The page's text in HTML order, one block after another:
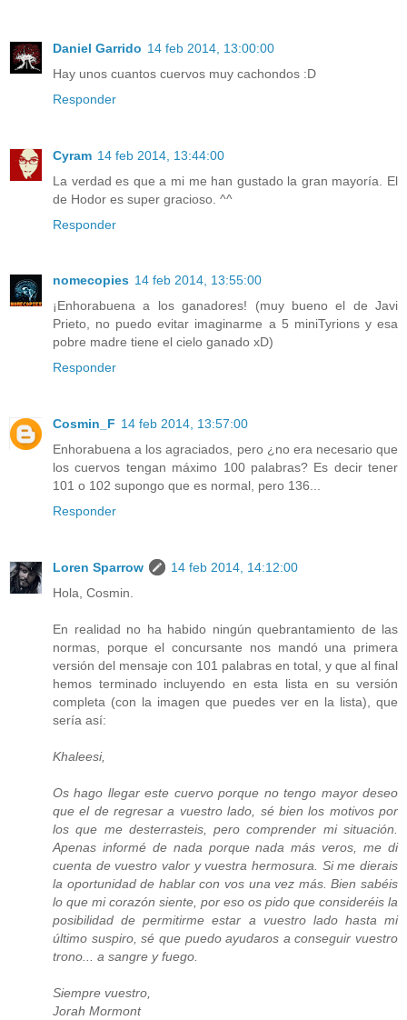
Daniel Garrido 14 feb 2014, 13:00:00
Hay unos cuantos cuervos muy cachondos :D
Responder
Cyram 14 feb 2014, 13:44:00
La verdad es que a mi me han gustado la gran mayoría. El
de Hodor es super gracioso. ^^
Responder
nomecopies 14 feb 2014, 13:55:00
¡Enhorabuena a los ganadores! (muy bueno el de Javi
Prieto, no puedo evitar imaginarme a 5 miniTyrions y esa
pobre madre tiene el cielo ganado xD)
Responder
Cosmin_F 14 feb 2014, 13:57:00
Enhorabuena a los agraciados, pero ¿no era necesario que
los cuervos tengan máximo 100 palabras? Es decir tener
101 o 102 supongo que es normal, pero 136...
Responder
Loren Sparrow
14 feb 2014, 14:12:00
Hola, Cosmin.
En realidad no ha habido ningún quebrantamiento de las
normas, porque el concursante nos mandó una primera
versión del mensaje con 101 palabras en total, y que al final
hemos terminado incluyendo en esta lista en su versión
completa (con la imagen que puedes ver en la lista), que
sería así:
Khaleesi,
Os hago llegar este cuervo porque no tengo mayor deseo
que el de regresar a vuestro lado, sé bien los motivos por
los que me desterrasteis, pero comprender mi situación.
Apenas informé de nada porque nada más veros, me di
cuenta de vuestro valor y vuestra hermosura. Si me dierais
la oportunidad de hablar con vos una vez más. Bien sabéis
lo que mi corazón siente, por eso os pido que consideréis la
posibilidad de permitirme estar a vuestro lado hasta mi
último suspiro, sé que puedo ayudaros a conseguir vuestro
trono... a sangre y fuego.
Siempre vuestro,
Jorah Mormont